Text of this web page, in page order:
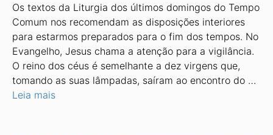
Os textos da Liturgia dos últimos domingos do Tempo
Comum nos recomendam as disposições interiores
para estarmos preparados para o fim dos tempos. No
Evangelho, Jesus chama a atenção para a vigilância.
O reino dos céus é semelhante a dez virgens que,
tomando as suas lâmpadas, saíram ao encontro do …
Leia mais